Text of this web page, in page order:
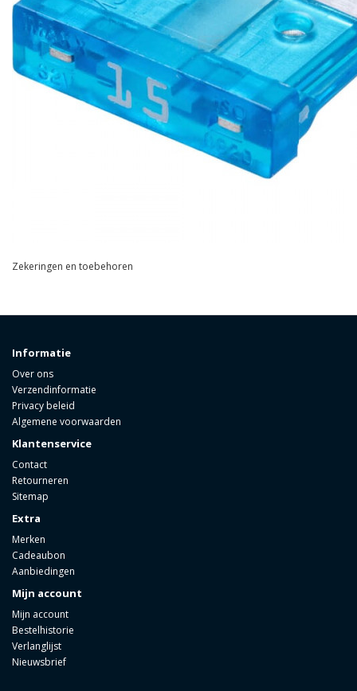
Zekeringen en toebehoren
Informatie
Over ons
Verzendinformatie
Privacy beleid
Algemene voorwaarden
Klantenservice
Contact
Retourneren
Sitemap
Extra
Merken
Cadeaubon
Aanbiedingen
Mijn account
Mijn account
Bestelhistorie
Verlanglijst
Nieuwsbrief